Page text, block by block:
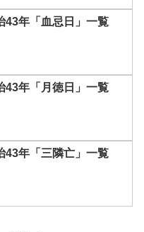
43年「血忌日」一覧
43年「月徳日」一覧
43年「三隣亡」一覧